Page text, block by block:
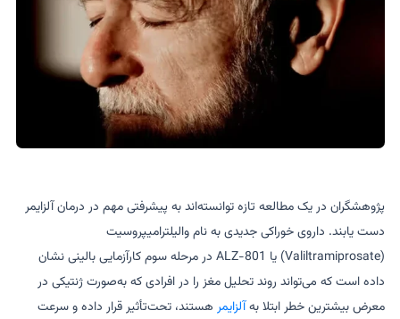
پژوهشگران در یک مطالعه تازه توانسته‌اند به پیشرفتی مهم در درمان آلزایمر
دست یابند. داروی خوراکی جدیدی به نام والیلترامیپروسیت
(Valiltramiprosate) یا ALZ-801 در مرحله سوم کارآزمایی بالینی نشان
داده است که می‌تواند روند تحلیل مغز را در افرادی که به‌صورت ژنتیکی در
معرض بیشترین خطر ابتلا بهآلزایمر هستند، تحت‌تأثیر قرار داده و سرعت